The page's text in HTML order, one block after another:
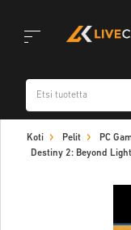
navigation
Koti Pelit PC
Destiny 2: Beyond